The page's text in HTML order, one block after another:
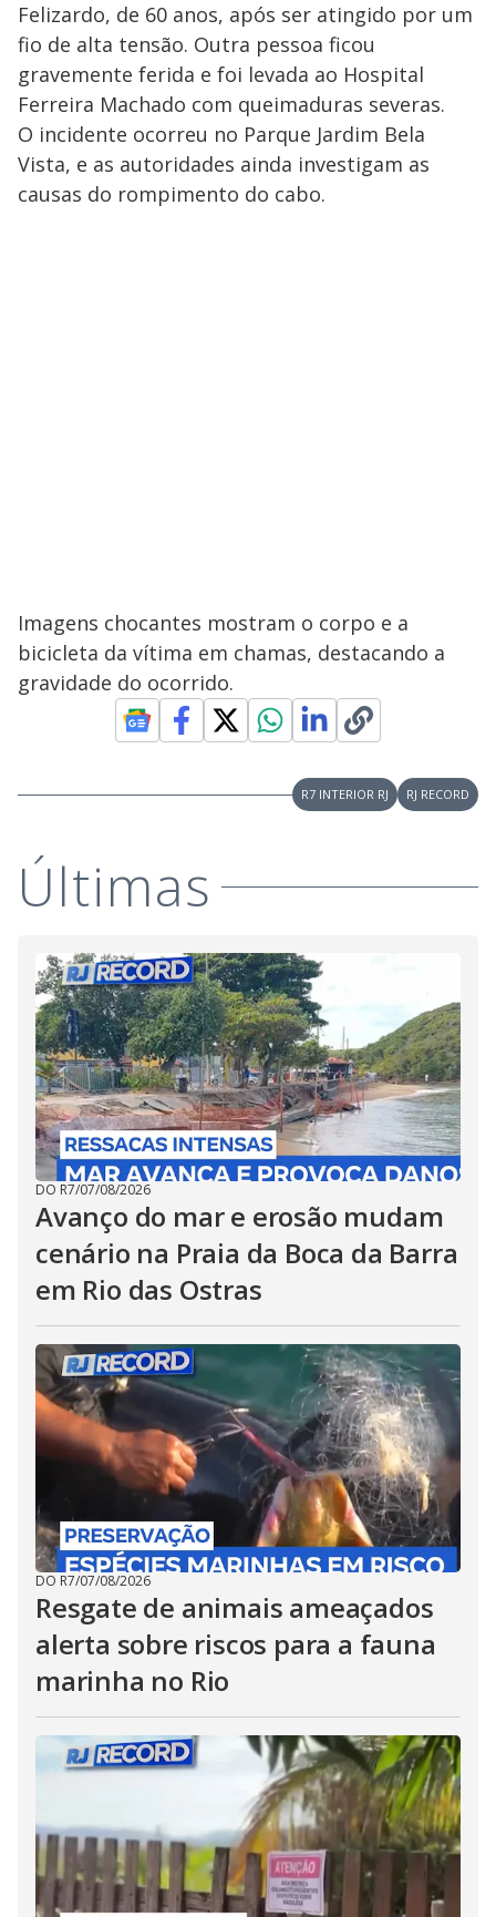
Felizardo, de 60 anos, após ser atingido por um
fio de alta tensão. Outra pessoa ficou
gravemente ferida e foi levada ao Hospital
Ferreira Machado com queimaduras severas.
O incidente ocorreu no Parque Jardim Bela
Vista, e as autoridades ainda investigam as
causas do rompimento do cabo.
Imagens chocantes mostram o corpo e a
bicicleta da vítima em chamas, destacando a
gravidade do ocorrido.
R7 INTERIOR RJ RJ RECORD
Últimas
DO R7/07/08/2026
Avanço do mar e erosão mudam
cenário na Praia da Boca da Barra
em Rio das Ostras
DO R7/07/08/2026
Resgate de animais ameaçados
alerta sobre riscos para a fauna
marinha no Rio